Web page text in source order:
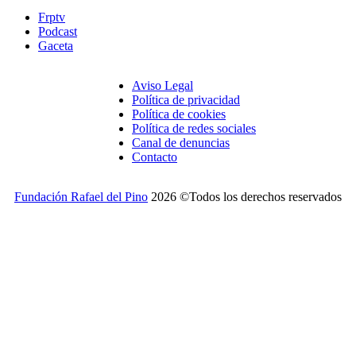
Frptv
Podcast
Gaceta
Aviso Legal
Política de privacidad
Política de cookies
Política de redes sociales
Canal de denuncias
Contacto
Fundación Rafael del Pino 2026 ©Todos los derechos reservados